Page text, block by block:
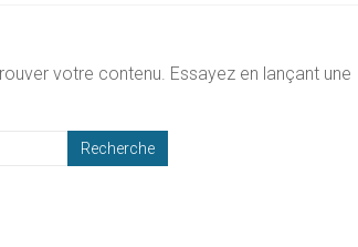
votre contenu. Essayez en lançant une